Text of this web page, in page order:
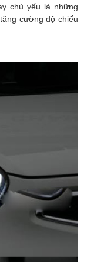
chủ yếu là những
cường độ chiếu